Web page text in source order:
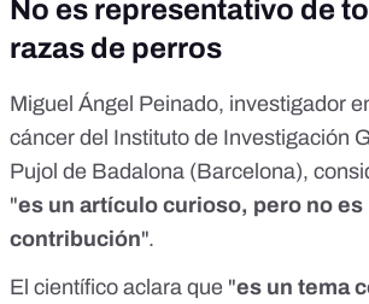
No es representativo de
razas de perros
Miguel Ángel Peinado, investigador
cáncer del Instituto de Investigación
Pujol de Badalona (Barcelona),
"es un artículo curioso, pero no es
contribución".
El científico aclara que "es un tema